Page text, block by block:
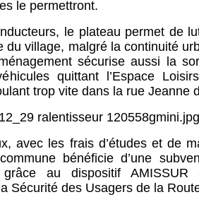
le permettront.
le plateau permet de
du village, malgré la continuité
sécurise aussi la
quittant l’Espace
trop vite dans la rue Jeanne
avec les frais d’études et de
bénéficie d’une
au dispositif AMISSUR
Sécurité des Usagers de la